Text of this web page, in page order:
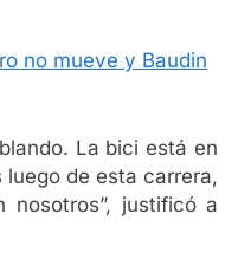
no mueve y Baudin
La bici está en
de esta carrera,
justificó a